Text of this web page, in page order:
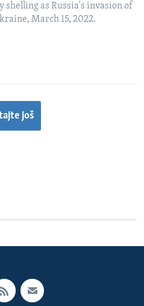
as Russia's invasion of
March 15, 2022.
još